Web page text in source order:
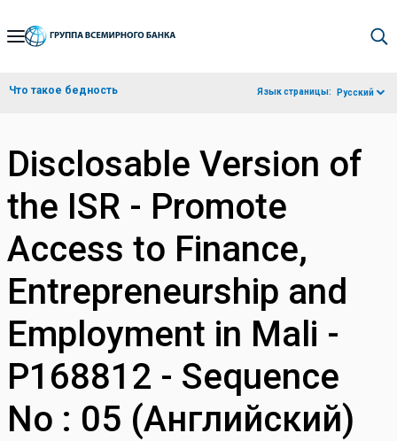
Skip
Navigation
Что такое бедность Язык страницы: Русский
Disclosable Version of
the ISR - Promote
Access to Finance,
Entrepreneurship and
Employment in Mali -
P168812 - Sequence
No : 05 (Английский)